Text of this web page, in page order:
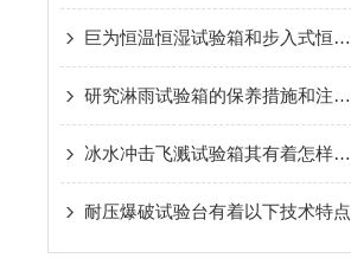
巨为恒温恒湿试验箱和步入式恒温恒湿房的区别
研究淋雨试验箱的保养措施和注意事项
冰水冲击飞溅试验箱其有着怎样的技术特点呢？
耐压爆破试验台有着以下技术特点